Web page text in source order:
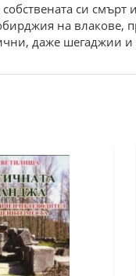
си смърт
на влакове,
даже шегаджии и